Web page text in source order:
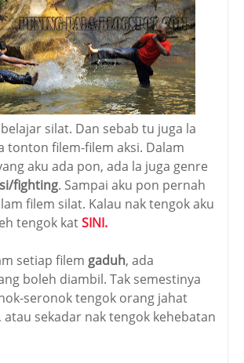
silat. Dan sebab tu juga la
tonton filem-filem aksi. Dalam
aku ada pon, ada la juga genre
fighting. Sampai aku pon pernah
filem silat. Kalau nak tengok aku
tengok katSINI.
setiap filem gaduh, ada
boleh diambil. Tak semestinya
seronok tengok orang jahat
atau sekadar nak tengok kehebatan